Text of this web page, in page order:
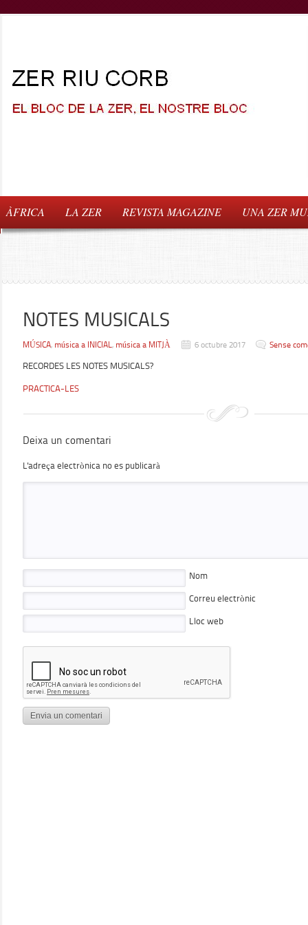
ÀFRICA LA ZER REVISTA MAGAZINE UNA ZER
NOTES MUSICALS
MÚSICA, música a INICIAL, música a MITJÀ 6 octubre 2017 Sense
RECORDES LES NOTES MUSICALS?
PRACTICA-LES
Deixa un comentari
L'adreça electrònica no es publicarà
Nom
Correu electrònic
Lloc web